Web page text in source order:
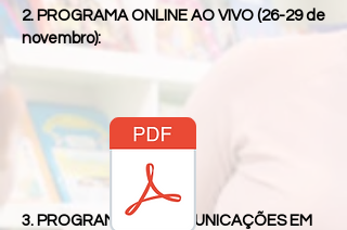
2. PROGRAMA ONLINE AO VIVO (26-29 de
novembro):
3. PROGRAMA DE COMUNICAÇÕES EM